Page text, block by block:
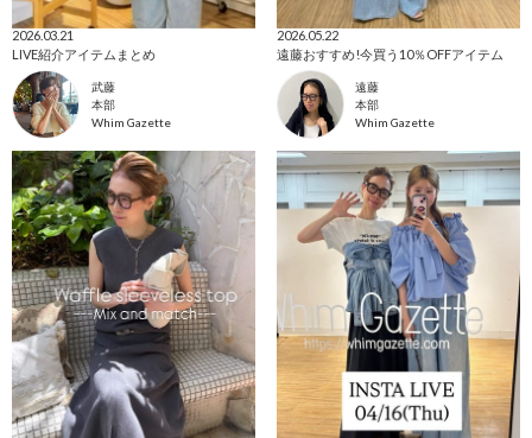
2026.03.21
LIVE紹介アイテムまとめ
武藤
本部
Whim Gazette
2026.05.22
遠藤おすすめ!今買う10％OFFアイテム
遠藤
本部
Whim Gazette